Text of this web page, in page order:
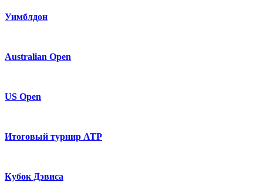
Уимблдон
Australian Open
US Open
Итоговый турнир ATP
Кубок Дэвиса